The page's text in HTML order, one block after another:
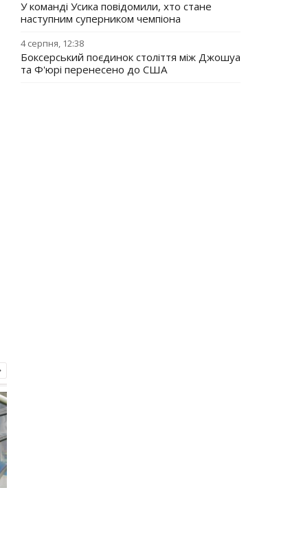
У команді Усика повідомили, хто стане
наступним суперником чемпіона
4 серпня, 12:38
Боксерський поєдинок століття між Джошуа
та Ф'юрі перенесено до США